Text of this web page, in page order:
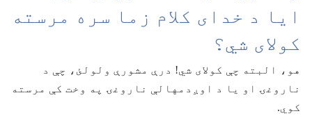
ایا د خدای کلام زما سره مرسته
کولای شي؟‏
هو،‏ البته چې کولای شي! درې مشورې ولولئ،‏ چې د
ناروغۍ او یا د اوږدمهالې ناروغۍ په وخت کې مرسته
کوي.‏